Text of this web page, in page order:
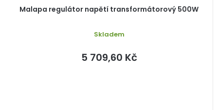
Malapa regulátor napětí transformátorový 500W
Skladem
5 709,60 Kč